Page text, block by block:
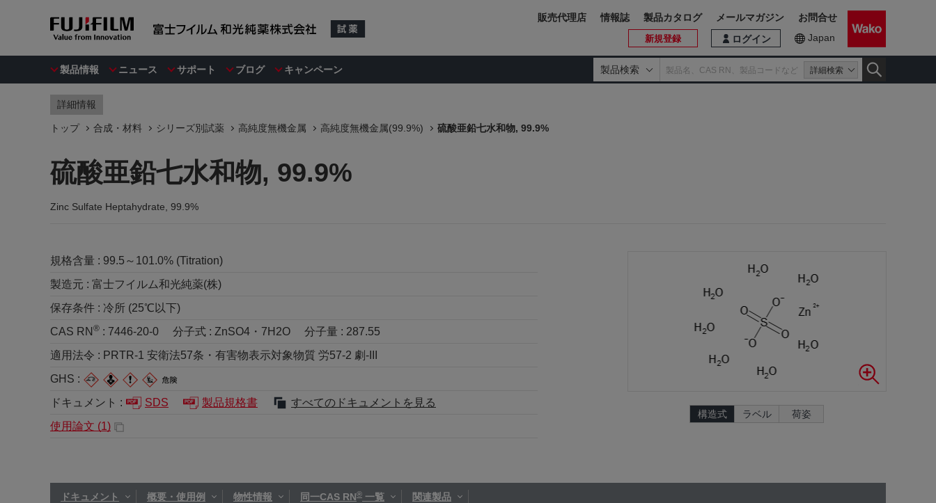
製品情報 ニュース サポート ブログ キャンペーン 製品検索 詳細検索
ログイン
新規登録 Japan
販売代理店 情報誌 製品カタログ メールマガジン お問合せ
詳細情報
トップ 合成・材料 シリーズ別試薬 高純度無機金属 高純度無機金属(99.9%) 硫酸亜鉛七水和物, 99.9%
硫酸亜鉛七水和物, 99.9%
Zinc Sulfate Heptahydrate, 99.9%
規格含量 : 99.5～101.0% (Titration)
製造元 : 富士フイルム和光純薬(株)
保存条件 : 冷所 (25℃以下)
CAS RN ® : 7446-20-0 分子式 : ZnSO4・7H2O 分子量 : 287.55
適用法令 : PRTR-1 安衛法57条・有害物表示対象物質 労57-2 劇-III
GHS :
ドキュメント :
SDS 製品規格書
すべてのドキュメントを見る
使用論文 (1)
構造式 ラベル 荷姿
ドキュメント 概要・使用例 物性情報 同一CAS RN® 一覧 関連製品